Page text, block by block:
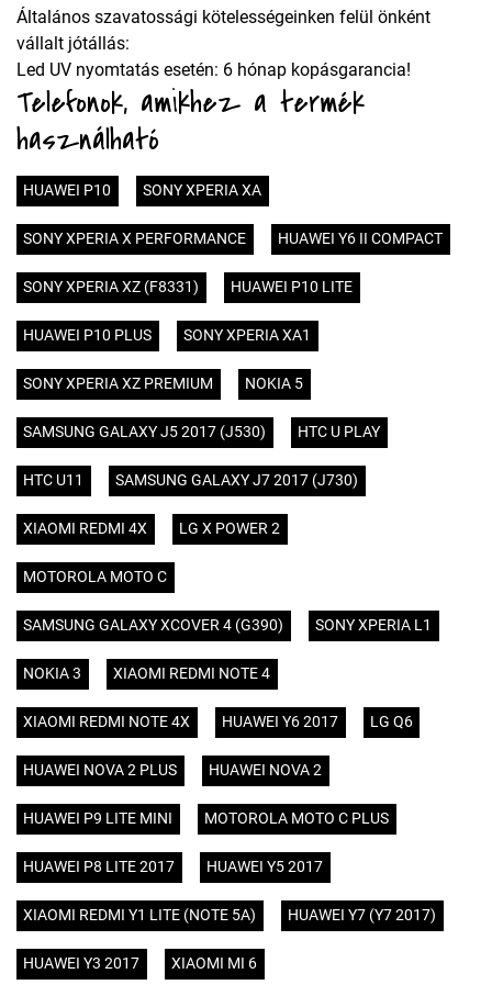
Általános szavatossági kötelességeinken felül önként
vállalt jótállás:
Led UV nyomtatás esetén: 6 hónap kopásgarancia!
Telefonok, amikhez a termék
használható
HUAWEI P10 SONY XPERIA XA
SONY XPERIA X PERFORMANCE HUAWEI Y6 II COMPACT
SONY XPERIA XZ (F8331) HUAWEI P10 LITE
HUAWEI P10 PLUS SONY XPERIA XA1
SONY XPERIA XZ PREMIUM NOKIA 5
SAMSUNG GALAXY J5 2017 (J530) HTC U PLAY
HTC U11 SAMSUNG GALAXY J7 2017 (J730)
XIAOMI REDMI 4X LG X POWER 2
MOTOROLA MOTO C
SAMSUNG GALAXY XCOVER 4 (G390) SONY XPERIA L1
NOKIA 3 XIAOMI REDMI NOTE 4
XIAOMI REDMI NOTE 4X HUAWEI Y6 2017 LG Q6
HUAWEI NOVA 2 PLUS HUAWEI NOVA 2
HUAWEI P9 LITE MINI MOTOROLA MOTO C PLUS
HUAWEI P8 LITE 2017 HUAWEI Y5 2017
XIAOMI REDMI Y1 LITE (NOTE 5A) HUAWEI Y7 (Y7 2017)
HUAWEI Y3 2017 XIAOMI MI 6